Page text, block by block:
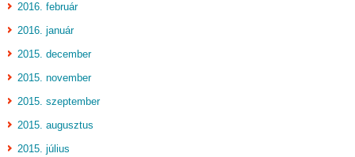
2016. február
2016. január
2015. december
2015. november
2015. szeptember
2015. augusztus
2015. július